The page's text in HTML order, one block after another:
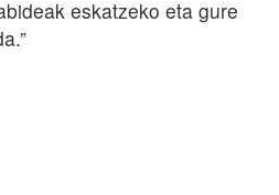
eskatzeko eta gure